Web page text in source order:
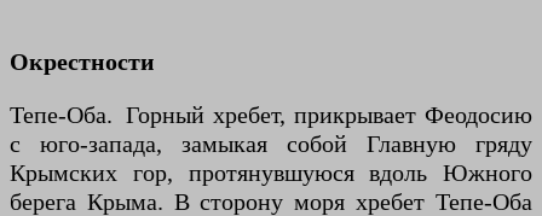
Окрестности
Тепе-Оба. Горный хребет, прикрывает Феодосию
с юго-запада, замыкая собой Главную гряду
Крымских гор, протянувшуюся вдоль Южного
берега Крыма. В сторону моря хребет Тепе-Оба